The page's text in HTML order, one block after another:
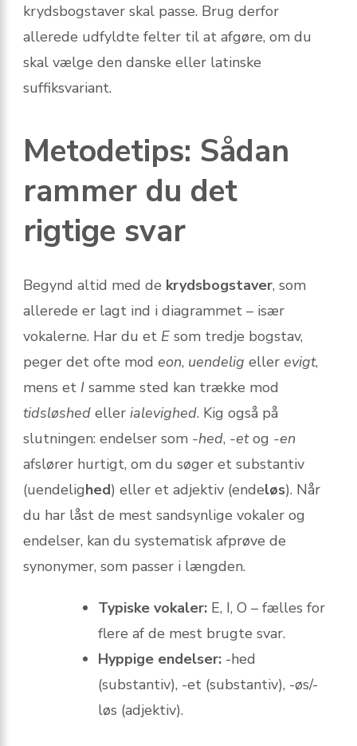
krydsbogstaver skal passe. Brug derfor
allerede udfyldte felter til at afgøre, om du
skal vælge den danske eller latinske
suffiksvariant.
Metodetips: Sådan
rammer du det
rigtige svar
Begynd altid med de krydsbogstaver, som
allerede er lagt ind i diagrammet – især
vokalerne. Har du et E som tredje bogstav,
peger det ofte mod eon, uendelig eller evigt,
mens et I samme sted kan trække mod
tidsløshed eller ialevighed. Kig også på
slutningen: endelser som -hed, -etog -en
afslører hurtigt, om du søger et substantiv
(uendelighed) eller et adjektiv (endeløs). Når
du har låst de mest sandsynlige vokaler og
endelser, kan du systematisk afprøve de
synonymer, som passer i længden.
Typiske vokaler: E, I, O – fælles for
flere af de mest brugte svar.
Hyppige endelser: -hed
(substantiv), -et (substantiv), -øs/-
løs (adjektiv).